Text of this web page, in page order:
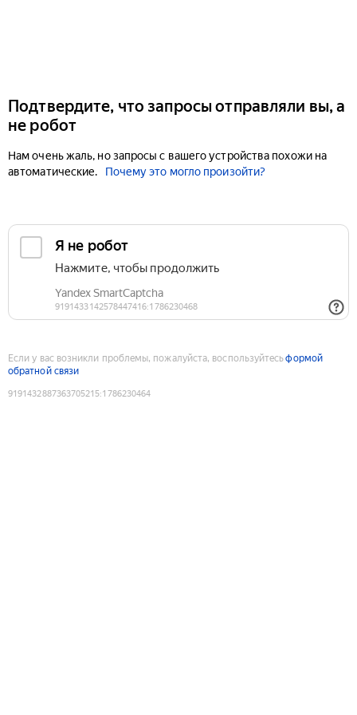
Подтвердите, что запросы отправляли вы, а
не робот
Нам очень жаль, но запросы с вашего устройства похожи на
автоматические.
Почему это могло произойти?
Если у вас возникли проблемы, пожалуйста, воспользуйтесьформой
обратной связи
9191432887363705215:1786230464